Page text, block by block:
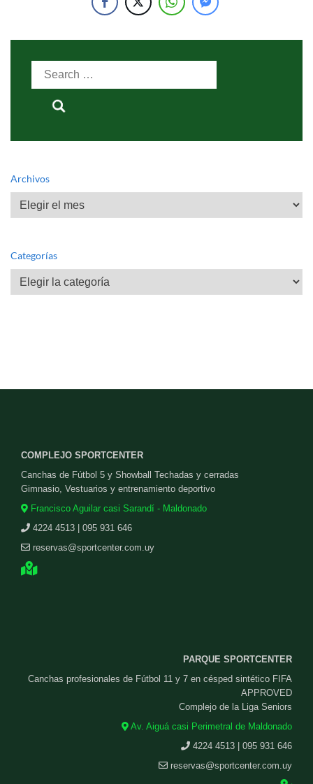
Search
for:
Archivos
Archivos
Categorías
Categorías
COMPLEJO SPORTCENTER
Canchas de Fútbol 5 y Showball Techadas y cerradas
Gimnasio, Vestuarios y entrenamiento deportivo
Francisco Aguilar casi Sarandí - Maldonado
4224 4513 | 095 931 646
reservas@sportcenter.com.uy
PARQUE SPORTCENTER
Canchas profesionales de Fútbol 11 y 7 en césped sintético FIFA
APPROVED
Complejo de la Liga Seniors
Av. Aiguá casi Perimetral de Maldonado
4224 4513 | 095 931 646
reservas@sportcenter.com.uy